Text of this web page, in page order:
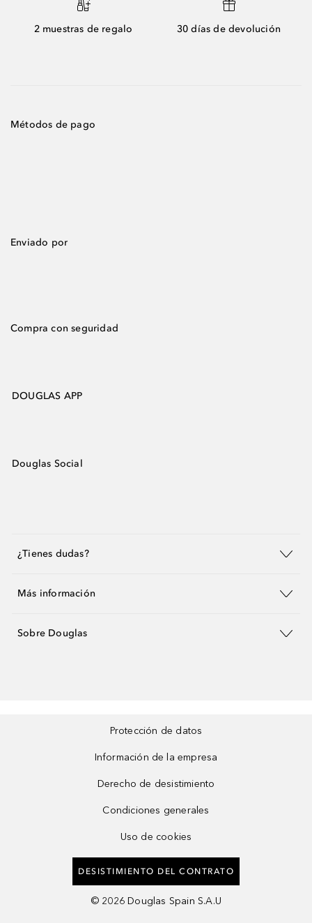
2 muestras de regalo 30 días de devolución
Métodos de pago
Enviado por
Compra con seguridad
DOUGLAS APP
Douglas Social
¿Tienes dudas?
Más información
Sobre Douglas
Protección de datos
Información de la empresa
Derecho de desistimiento
Condiciones generales
Uso de cookies
DESISTIMIENTO DEL CONTRATO
© 2026 Douglas Spain S.A.U